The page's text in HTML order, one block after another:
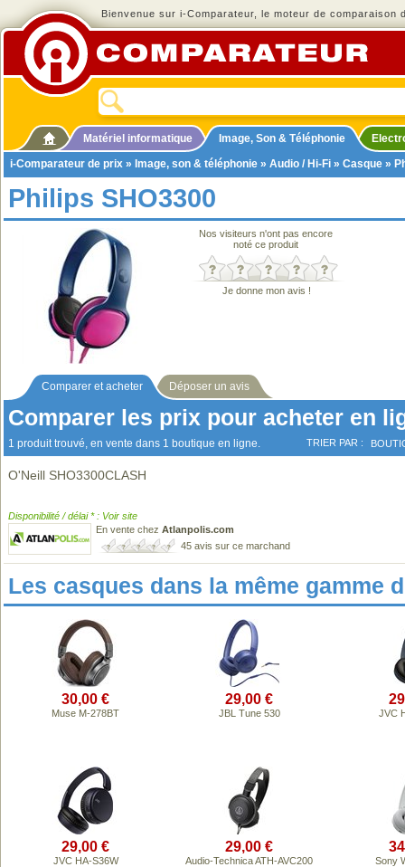
Bienvenue sur i-Comparateur, le moteur de comparaison
Matériel informatique Image, Son & Téléphonie
i-Comparateur de prix » Image, son & téléphonie » Audio / Hi-Fi » Casque »
Philips SHO3300
Nos visiteurs n'ont pas encore
noté ce produit
Je donne mon avis !
Comparer et acheter Déposer un avis
Comparer les prix pour acheter en
1 produit trouvé, en vente dans 1 boutique en ligne. TRIER PAR :
O'Neill SHO3300CLASH
Disponibilité / délai * : Voir site
En vente chez Atlanpolis.com
45 avis sur ce marchand
Les casques dans la même gamme
30,00 €
Muse M-278BT
29,00 €
JBL Tune 530 JVC
29,00 €
JVC HA-S36W
29,00 €
Audio-Technica ATH-AVC200 Sony